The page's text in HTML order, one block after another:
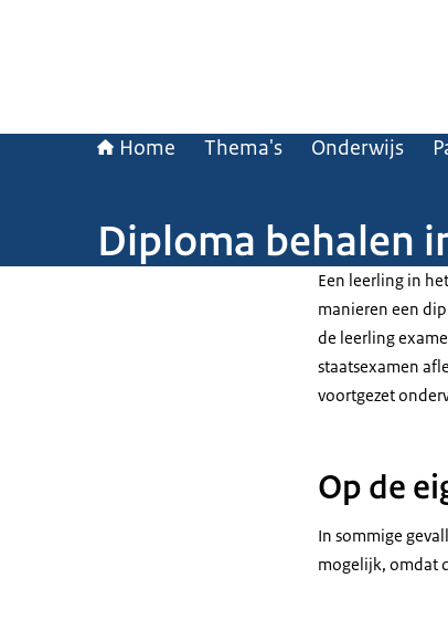
Home Thema's Onderwijs
Diploma behalen
Een leerling in
manieren een
de leerling
staatsexamen
voortgezet
Op de
In sommige
mogelijk, omdat